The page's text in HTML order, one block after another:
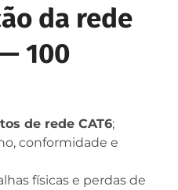
da rede
100
de rede CAT6;
conformidade e
físicas e perdas de